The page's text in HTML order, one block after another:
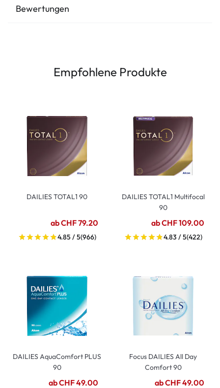
Bewertungen
Empfohlene Produkte
DAILIES TOTAL1 90
ab CHF 79.20
4.85 / 5(966)
DAILIES TOTAL1 Multifocal
90
ab CHF 109.00
4.83 / 5(422)
DAILIES AquaComfort PLUS
90
ab CHF 49.00
Focus DAILIES All Day
Comfort 90
ab CHF 49.00